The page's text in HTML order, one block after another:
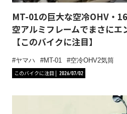
MT-01の巨大な空冷OHV・
空アルミフレームでまさにエ
【このバイクに注目】
ヤマハ MT-01
空冷OHV2気筒
このバイクに注目
2026/07/02